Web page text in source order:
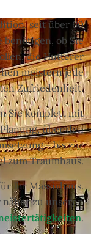
seit über 60
benötigen, ob Sie
die Hutterer
meistern jede
Zufriedenheit.
Sie komplett mit
über den
- bis zur
zum Traumhaus.
Ihr Massivhaus.
zu unseren
.